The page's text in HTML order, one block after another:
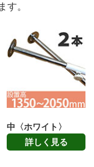
す。
中〈ホワイト〉
詳しく見る